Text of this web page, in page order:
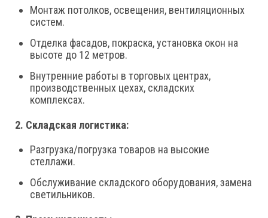
Монтаж потолков, освещения, вентиляционных
систем.
Отделка фасадов, покраска, установка окон на
высоте до 12 метров.
Внутренние работы в торговых центрах,
производственных цехах, складских
комплексах.
2. Складская логистика:
Разгрузка/погрузка товаров на высокие
стеллажи.
Обслуживание складского оборудования, замена
светильников.